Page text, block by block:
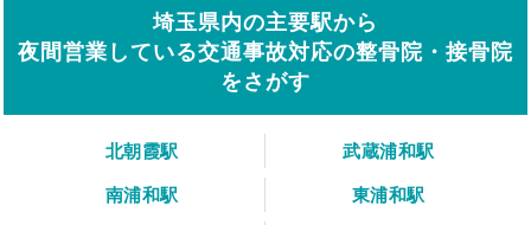
埼玉県内の主要駅から
夜間営業している交通事故対応の整骨院・接骨院
をさがす
北朝霞駅
武蔵浦和駅
南浦和駅
東浦和駅